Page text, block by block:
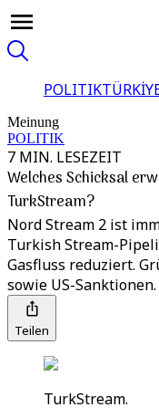
POLITIK
Meinung
POLITIK
7 MIN. LESEZEIT
Welches Schicksal
TurkStream?
Nord Stream 2 ist
Turkish Stream-
Gasfluss reduziert.
sowie US-Sanktionen.
Teilen
TurkStream.